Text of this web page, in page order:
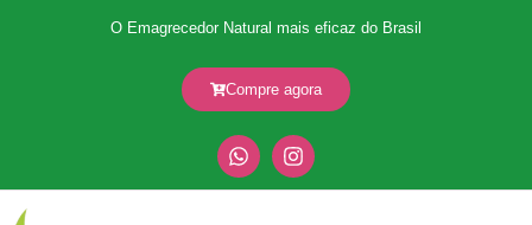
O Emagrecedor Natural mais eficaz do Brasil
Compre agora